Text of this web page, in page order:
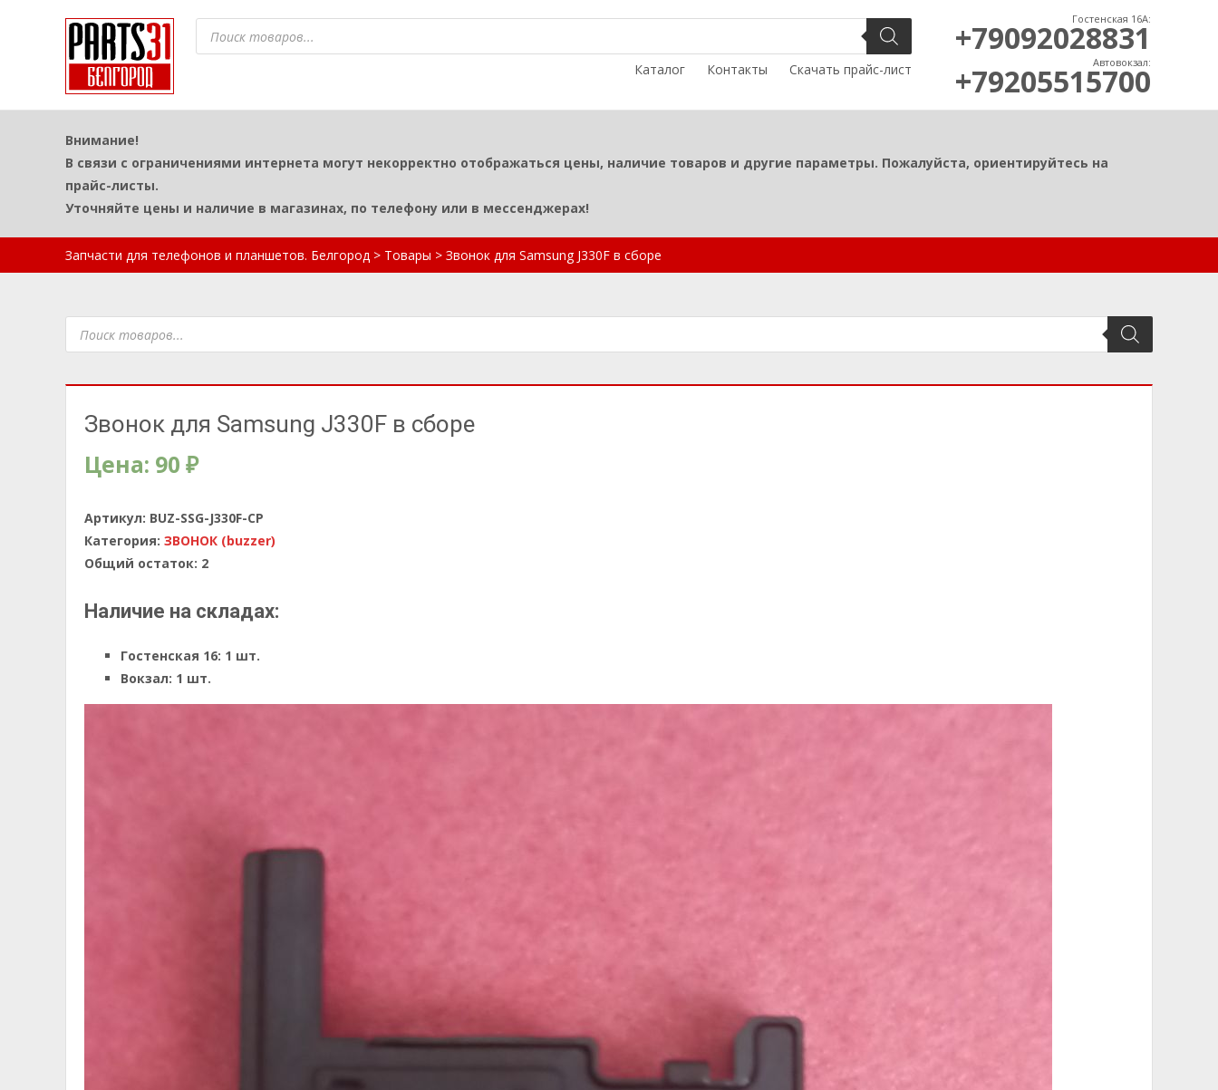
Поиск
товаров
Каталог
Контакты Скачать прайс-лист
Гостенская 16А:
+79092028831
Автовокзал:
+79205515700
Внимание!
В связи с ограничениями интернета могут некорректно отображаться цены, наличие товаров и другие параметры. Пожалуйста, ориентируйтесь на
прайс-листы.
Уточняйте цены и наличие в магазинах, по телефону или в мессенджерах!
Запчасти для телефонов и планшетов. Белгород > Товары > Звонок для Samsung J330F в сборе
Поиск
товаров
Звонок для Samsung J330F в сборе
Цена: 90 ₽
Артикул: BUZ-SSG-J330F-CP
Категория: ЗВОНОК (buzzer)
Общий остаток: 2
Наличие на складах:
Гостенская 16: 1 шт.
Вокзал: 1 шт.